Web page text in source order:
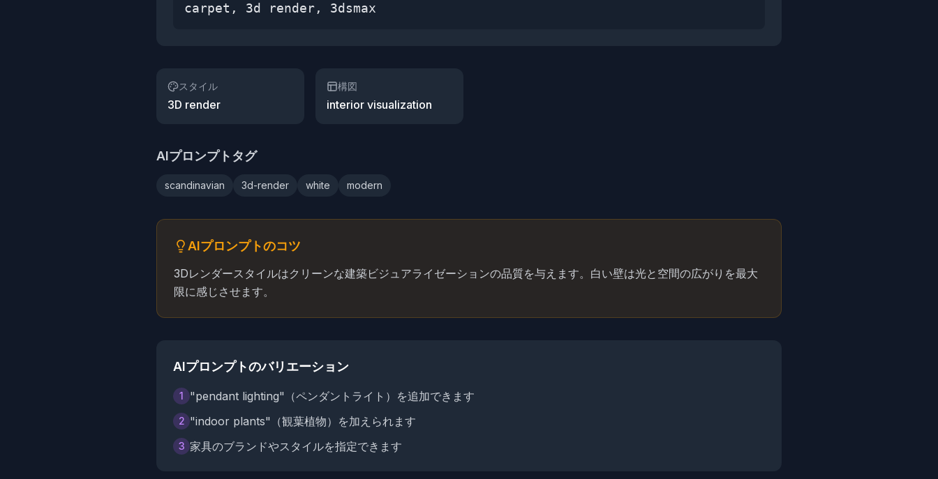
carpet, 3d render, 3dsmax
スタイル
3D render
構図
interior visualization
AIプロンプトタグ
scandinavian 3d-render white modern
AIプロンプトのコツ
3Dレンダースタイルはクリーンな建築ビジュアライゼーションの品質を与えます。白い壁は光と空間の広がりを最大
限に感じさせます。
AIプロンプトのバリエーション
1 "pendant lighting"（ペンダントライト）を追加できます
2 "indoor plants"（観葉植物）を加えられます
3 家具のブランドやスタイルを指定できます